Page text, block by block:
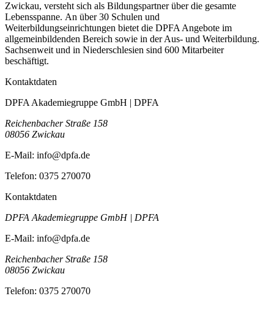
Zwickau, versteht sich als Bildungspartner über die gesamte
Lebensspanne. An über 30 Schulen und
Weiterbildungseinrichtungen bietet die DPFA Angebote im
allgemeinbildenden Bereich sowie in der Aus- und Weiterbildung.
Sachsenweit und in Niederschlesien sind 600 Mitarbeiter
beschäftigt.
Kontaktdaten
DPFA Akademiegruppe GmbH | DPFA
Reichenbacher Straße 158
08056 Zwickau
E-Mail: info@dpfa.de
Telefon: 0375 270070
Kontaktdaten
DPFA Akademiegruppe GmbH | DPFA
E-Mail: info@dpfa.de
Reichenbacher Straße 158
08056 Zwickau
Telefon: 0375 270070